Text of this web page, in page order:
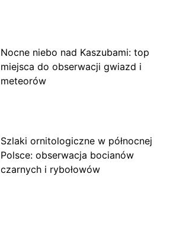
Nocne niebo nad Kaszubami: top
miejsca do obserwacji gwiazd i
meteorów
Szlaki ornitologiczne w północnej
Polsce: obserwacja bocianów
czarnych i rybołowów